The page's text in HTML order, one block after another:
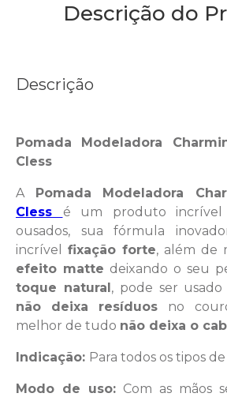
Descrição do
Descrição
Pomada Modeladora
Cless
A Pomada Modeladora
Cless é um produto incrível
ousados, sua fórmula
incrível fixação forte, além de
efeito matte deixando o seu
toque natural, pode ser usado
não deixa resíduos no
melhor de tudo não deixa o
Indicação: Para todos os tipos
Modo de uso: Com as mãos